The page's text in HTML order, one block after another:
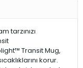
tarzınızı
Transit Mug,
korur.